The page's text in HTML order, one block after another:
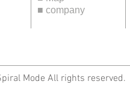
■ company
Mode All rights reserved.